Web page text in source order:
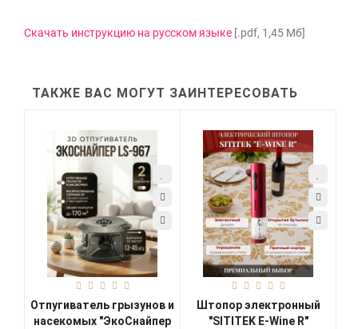
Скачать инструкцию на русском языке [.pdf, 1,45 Мб]
ТАКЖЕ ВАС МОГУТ ЗАИНТЕРЕСОВАТЬ
Отпугиватель грызунов и
насекомых "ЭкоСнайпер
Штопор электронный
"SITITEK E-Wine R"